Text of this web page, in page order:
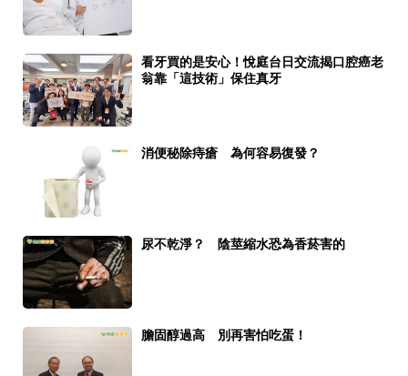
看牙買的是安心！悅庭台日交流揭口腔癌老
翁靠「這技術」保住真牙
消便秘除痔瘡 為何容易復發？
尿不乾淨？ 陰莖縮水恐為香菸害的
膽固醇過高 別再害怕吃蛋！